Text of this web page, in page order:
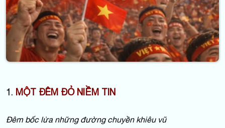
1. MỘT ĐÊM ĐỎ NIỀM TIN
Đêm bốc lửa những đường chuyền khiêu vũ